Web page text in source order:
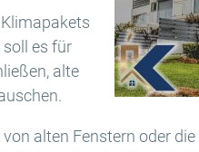
es für
alte
alten Fenstern oder